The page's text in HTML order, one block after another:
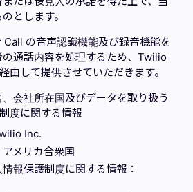
とします。
の音声認識機能及び録音機能を
通話内容を処理するため、Twilio
由して提供させていただきます。
会社所在国及びデータを取り扱う
度に関する情報
Inc.
メリカ合衆国
報保護制度に関する情報：